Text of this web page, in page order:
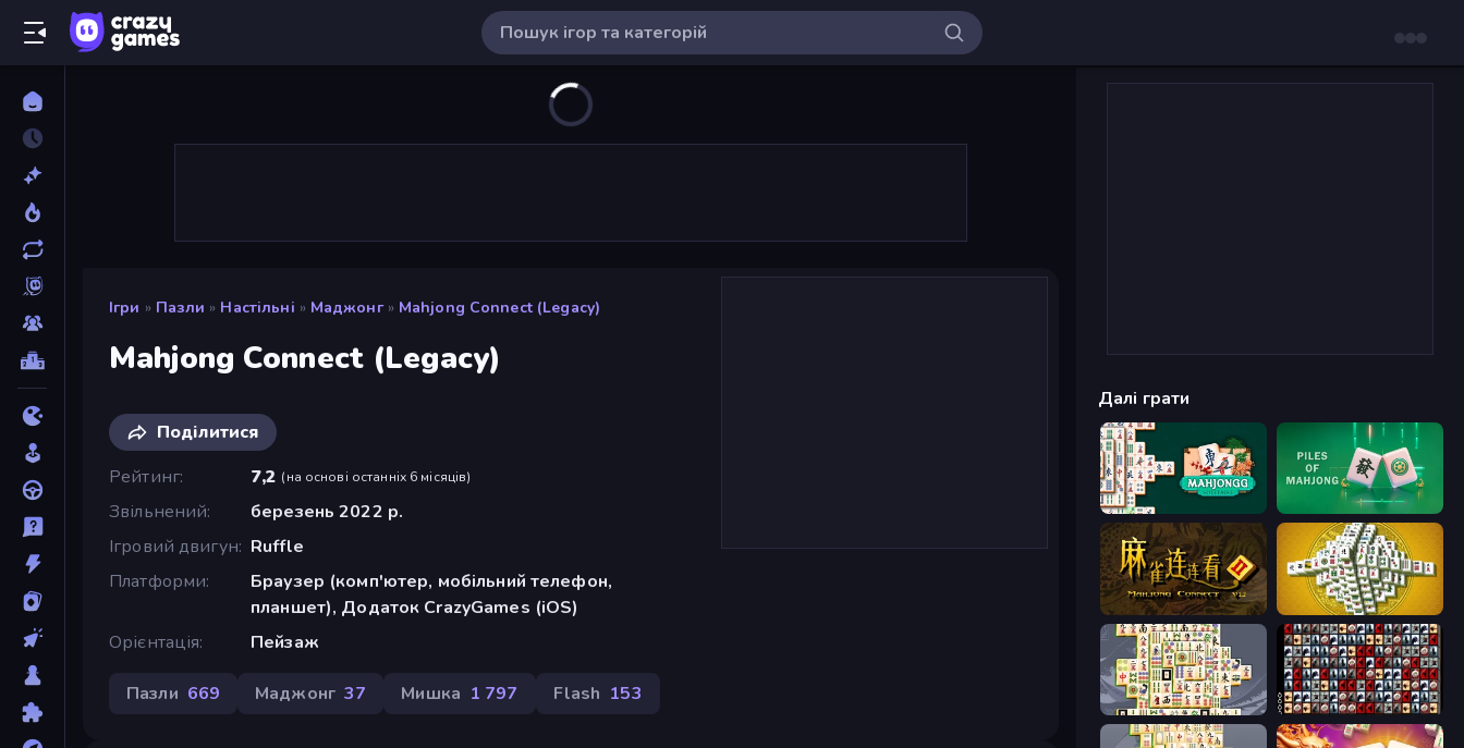
Ігри » Пазли » Настільні » Маджонг » Mahjong Connect (Legacy)
Mahjong Connect (Legacy)
Поділитися
Рейтинг
7,2 (на основі останніх 6 місяців)
Звільнений
березень 2022 р.
Ігровий двигун Ruffle
Платформи
Браузер (комп'ютер, мобільний телефон,
планшет), Додаток CrazyGames (iOS)
Орієнтація
Пейзаж
Пазли 669 Маджонг 37 Мишка 1 797 Flash 153
Далі грати
Mahjongg Solitaire Piles of Mahjong
Mahjong Connect 2 (Legacy) Mahjong Tower
Mahjong Titans War Mahjong